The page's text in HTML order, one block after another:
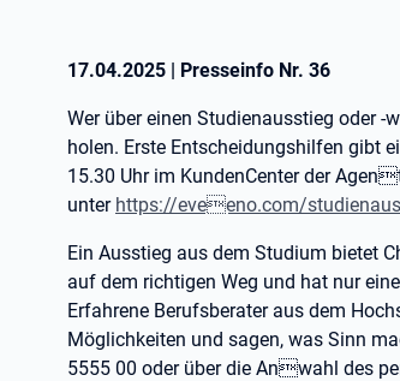
17.04.2025 | Presseinfo Nr. 36
Wer über einen Studienausstieg oder
holen. Erste Entscheidungshilfen gibt
15.30 Uhr im KundenCenter der
unter https://eveeno.com/
Ein Ausstieg aus dem Studium bietet
auf dem richtigen Weg und hat nur
Erfahrene Berufsberater aus dem
Möglichkeiten und sagen, was Sinn
5555 00 oder über die Anwahl des